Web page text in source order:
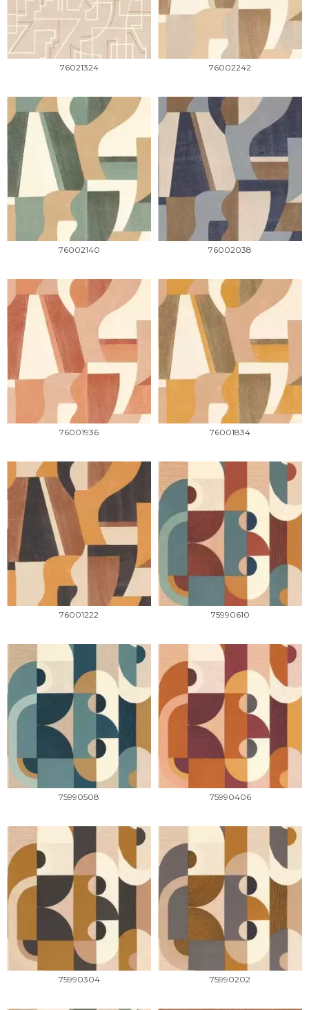
76021324 76002242
76002140 76002038
76001936 76001834
76001222 75990610
75990508 75990406
75990304 75990202